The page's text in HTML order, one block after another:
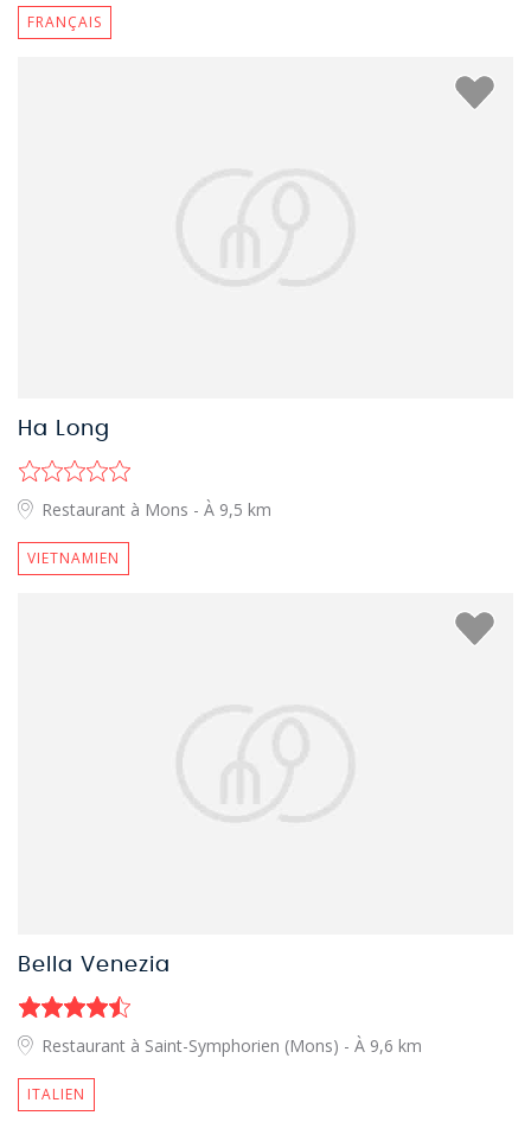
FRANÇAIS
Ha Long
Restaurant à Mons - À 9,5 km
VIETNAMIEN
Bella Venezia
Restaurant à Saint-Symphorien (Mons) - À 9,6 km
ITALIEN